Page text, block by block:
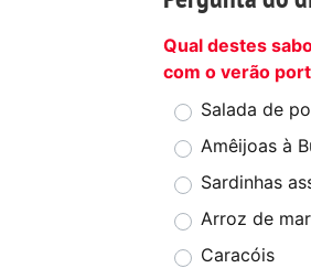
Qual destes
com o verão
Salada de
Amêijoas à
Sardinhas
Arroz de
Caracóis